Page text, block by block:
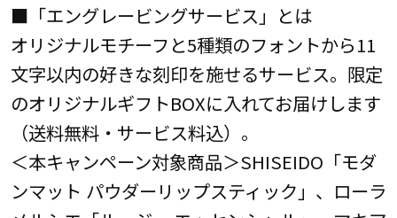
■「エングレービングサービス」とは
オリジナルモチーフと5種類のフォントから11
文字以内の好きな刻印を施せるサービス。限定
のオリジナルギフトBOXに入れてお届けします
（送料無料・サービス料込）。
＜本キャンペーン対象商品＞SHISEIDO「モダ
ンマット パウダーリップスティック」、ローラ